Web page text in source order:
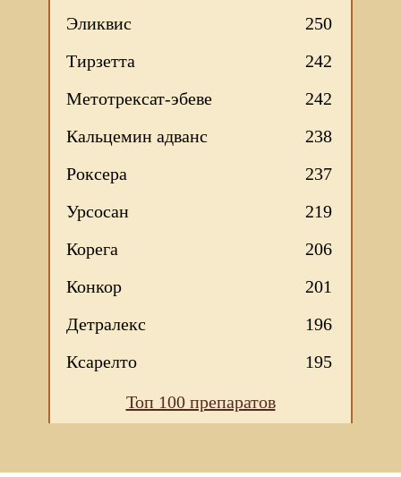
Эликвис
250
Тирзетта
242
Метотрексат-эбеве
242
Кальцемин адванс
238
Роксера
237
Урсосан
219
Корега
206
Конкор
201
Детралекс
196
Ксарелто
195
Топ 100 препаратов